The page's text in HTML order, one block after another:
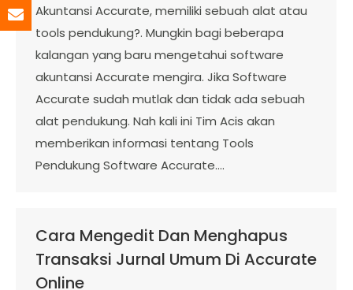
Akuntansi Accurate, memiliki sebuah alat atau
tools pendukung?. Mungkin bagi beberapa
kalangan yang baru mengetahui software
akuntansi Accurate mengira. Jika Software
Accurate sudah mutlak dan tidak ada sebuah
alat pendukung. Nah kali ini Tim Acis akan
memberikan informasi tentang Tools
Pendukung Software Accurate.…
Cara Mengedit Dan Menghapus
Transaksi Jurnal Umum Di Accurate
Online